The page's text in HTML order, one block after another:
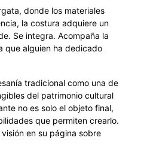
donde los materiales
la costura adquiere un
Se integra. Acompaña la
que alguien ha dedicado
tradicional como una de
del patrimonio cultural
no es solo el objeto final,
que permiten crearlo.
en su página sobre